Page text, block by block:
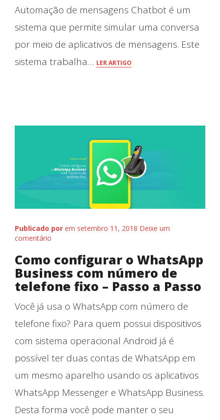
Automação de mensagens Chatbot é um
sistema que permite simular uma conversa
por meio de aplicativos de mensagens. Este
sistema trabalha… LER ARTIGO
Publicado por em setembro 11, 2018 Deixe um
comentário
Como configurar o WhatsApp
Business com número de
telefone fixo – Passo a Passo
Você já usa o WhatsApp com número de
telefone fixo? Para quem possui dispositivos
com sistema operacional Android já é
possível ter duas contas de WhatsApp em
um mesmo aparelho usando os aplicativos
WhatsApp Messenger e WhatsApp Business.
Desta forma você pode manter o seu